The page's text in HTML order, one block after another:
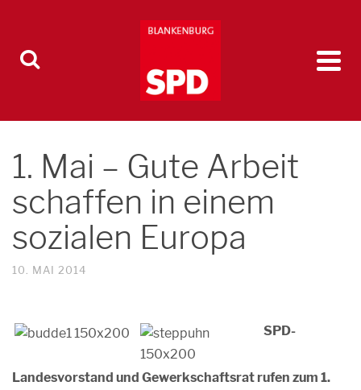
1. Mai – Gute Arbeit
schaffen in einem
sozialen Europa
10. MAI 2014
SPD-
Landesvorstand und Gewerkschaftsrat rufen zum 1.